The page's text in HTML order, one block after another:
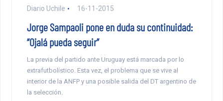
Diario Uchile 16-11-2015
Jorge Sampaoli pone en duda su continuidad:
“Ojalá pueda seguir”
La previa del partido ante Uruguay está marcada por lo
extrafutbolístico. Esta vez, el problema que se vive al
interior de la ANFP y una posible salida del DT argentino de
la selección.